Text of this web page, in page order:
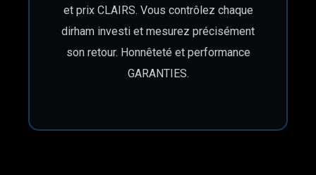
et prix CLAIRS. Vous contrôlez chaque
dirham investi et mesurez précisément
son retour. Honnêteté et performance
GARANTIES.